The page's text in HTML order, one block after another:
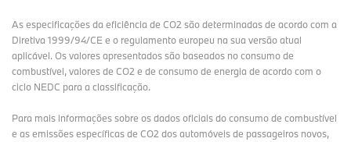
As especificações da eficiência de CO2 são determinadas de acordo com a
Diretiva 1999/94/CE e o regulamento europeu na sua versão atual
aplicável. Os valores apresentados são baseados no consumo de
combustível, valores de CO2 e de consumo de energia de acordo com o
ciclo NEDC para a classificação.
Para mais informações sobre os dados oficiais do consumo de combustível
e as emissões específicas de CO2 dos automóveis de passageiros novos,